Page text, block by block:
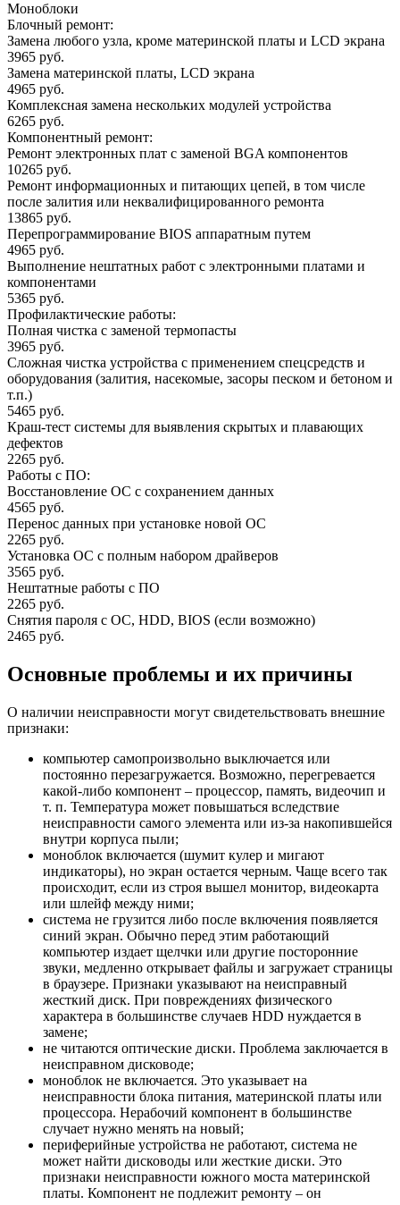
Моноблоки
Блочный ремонт:
Замена любого узла, кроме материнской платы и LCD экрана
3965 руб.
Замена материнской платы, LCD экрана
4965 руб.
Комплексная замена нескольких модулей устройства
6265 руб.
Компонентный ремонт:
Ремонт электронных плат с заменой BGA компонентов
10265 руб.
Ремонт информационных и питающих цепей, в том числе
после залития или неквалифицированного ремонта
13865 руб.
Перепрограммирование BIOS аппаратным путем
4965 руб.
Выполнение нештатных работ с электронными платами и
компонентами
5365 руб.
Профилактические работы:
Полная чистка с заменой термопасты
3965 руб.
Сложная чистка устройства с применением спецсредств и
оборудования (залития, насекомые, засоры песком и бетоном и
т.п.)
5465 руб.
Краш-тест системы для выявления скрытых и плавающих
дефектов
2265 руб.
Работы с ПО:
Восстановление ОС с сохранением данных
4565 руб.
Перенос данных при установке новой ОС
2265 руб.
Установка ОС с полным набором драйверов
3565 руб.
Нештатные работы с ПО
2265 руб.
Снятия пароля с OC, HDD, BIOS (если возможно)
2465 руб.
Основные проблемы и их причины
О наличии неисправности могут свидетельствовать внешние
признаки:
компьютер самопроизвольно выключается или
постоянно перезагружается. Возможно, перегревается
какой-либо компонент – процессор, память, видеочип и
т. п. Температура может повышаться вследствие
неисправности самого элемента или из-за накопившейся
внутри корпуса пыли;
моноблок включается (шумит кулер и мигают
индикаторы), но экран остается черным. Чаще всего так
происходит, если из строя вышел монитор, видеокарта
или шлейф между ними;
система не грузится либо после включения появляется
синий экран. Обычно перед этим работающий
компьютер издает щелчки или другие посторонние
звуки, медленно открывает файлы и загружает страницы
в браузере. Признаки указывают на неисправный
жесткий диск. При повреждениях физического
характера в большинстве случаев HDD нуждается в
замене;
не читаются оптические диски. Проблема заключается в
неисправном дисководе;
моноблок не включается. Это указывает на
неисправности блока питания, материнской платы или
процессора. Нерабочий компонент в большинстве
случает нужно менять на новый;
периферийные устройства не работают, система не
может найти дисководы или жесткие диски. Это
признаки неисправности южного моста материнской
платы. Компонент не подлежит ремонту – он